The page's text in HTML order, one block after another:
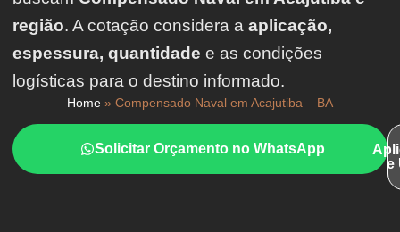
região. A cotação considera a aplicação,
espessura, quantidade e as condições
logísticas para o destino informado.
Home » Compensado Naval em Acajutiba – BA
Solicitar Orçamento no WhatsApp
e